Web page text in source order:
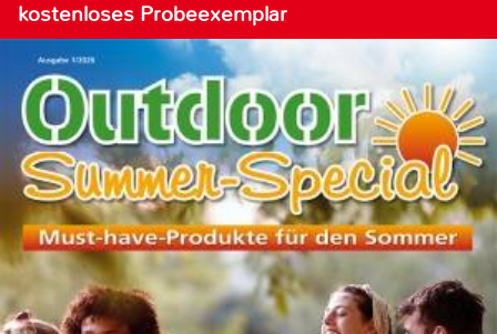
kostenloses Probeexemplar